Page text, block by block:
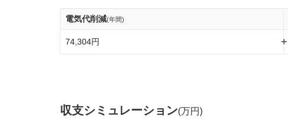
電気代削減(年間)
74,304円 +
収支シミュレーション(万円)